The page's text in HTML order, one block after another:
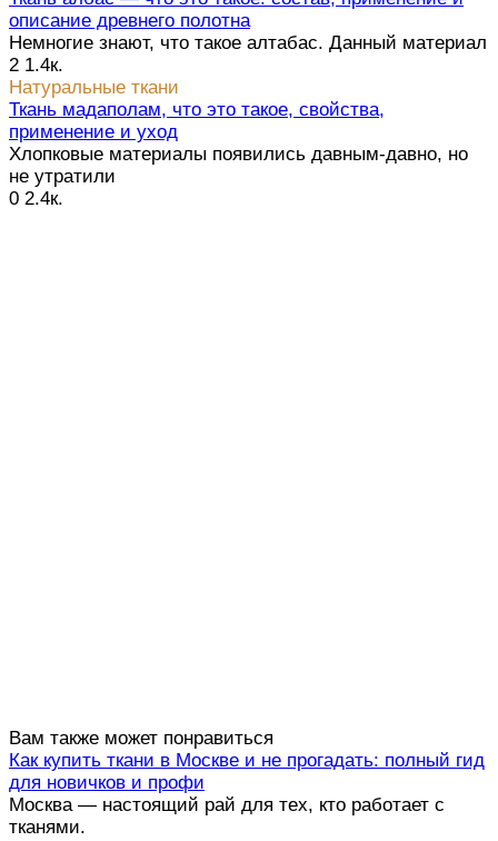
описание древнего полотна
Немногие знают, что такое алтабас. Данный материал
2 1.4к.
Натуральные ткани
Ткань мадаполам, что это такое, свойства,
применение и уход
Хлопковые материалы появились давным-давно, но
не утратили
0 2.4к.
Вам также может понравиться
Как купить ткани в Москве и не прогадать: полный гид
для новичков и профи
Москва — настоящий рай для тех, кто работает с
тканями.